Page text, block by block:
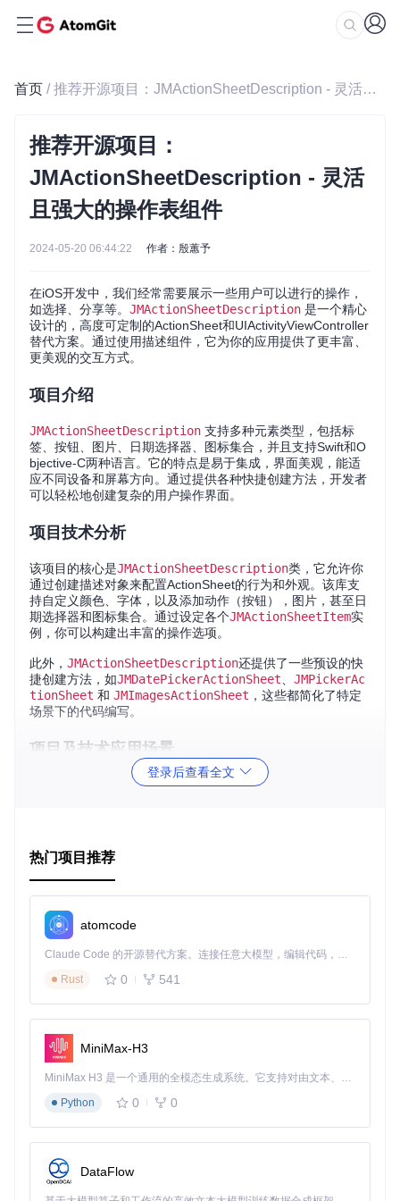
首页 / 推荐开源项目：JMActionSheetDescription - 灵活且强大的操作表组件
推荐开源项目：
JMActionSheetDescription - 灵活
且强大的操作表组件
2024-05-20 06:44:22 作者：殷蕙予
在iOS开发中，我们经常需要展示一些用户可以进行的操作，
如选择、分享等。 JMActionSheetDescription 是一个精心
设计的，高度可定制的ActionSheet和UIActivityViewController
替代方案。通过使用描述组件，它为你的应用提供了更丰富、
更美观的交互方式。
项目介绍
JMActionSheetDescription 支持多种元素类型，包括标
签、按钮、图片、日期选择器、图标集合，并且支持Swift和O
bjective-C两种语言。它的特点是易于集成，界面美观，能适
应不同设备和屏幕方向。通过提供各种快捷创建方法，开发者
可以轻松地创建复杂的用户操作界面。
项目技术分析
该项目的核心是JMActionSheetDescription类，它允许你
通过创建描述对象来配置ActionSheet的行为和外观。该库支
持自定义颜色、字体，以及添加动作（按钮），图片，甚至日
期选择器和图标集合。通过设定各个JMActionSheetItem实
例，你可以构建出丰富的操作选项。
此外， JMActionSheetDescription还提供了一些预设的快
捷创建方法，如JMDatePickerActionSheet
JMPickerAc
tionSheet 和 JMImagesActionSheet ，这些都简化了特定
场景下的代码编写。
项目及技术应用场景
：用于显示用户可以选择的一系列操作，比如
图片选择：JMImagesActionSheet
兼容性：支持iOS 9及以上版本，兼容iPhone和iPad设备，
以及SplitView模式。
项目特点
灵活性：支持自定义颜色、字体、布局，以满足各种设计需
求。
扩展性：可以通过JMActionSheetItem实现自定义行为和
反馈，方便扩展。
易用性
快捷方法，都能快速上手。
的良好体验。
跨语言：同时支持Objective-C和Swift项目。
集成与使用
登录后查看全文
热门项目推荐
atomcode
Claude Code 的开源替代方案。连接任意大模型，编辑代码，运行命令，自动验证 — 全自动执行。用 Rust 构建，极致性能。 ｜ An open-source alternative to Claude Code. Connect any LLM, edit code, run commands, and verify changes — autonomously. Built in Rust for speed. Get Started
Rust
0 541
MiniMax-H3
MiniMax H3 是一个通用的全模态生成系统。它支持对由文本、图像、视频和音频组成的多模态上下文进行统一理解，并能生成分辨率高达 2K、时长可达 15 秒的带原生立体声音频的视频。得益于面向任务泛化的系统设计，H3 在预训练阶段就已具备广泛的多模态上下文理解与生成能力，能够出色地执行复杂的多模态指令。
Python
0 0
DataFlow